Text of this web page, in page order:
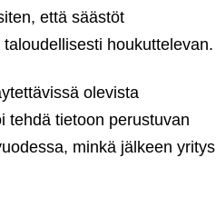
että säästöt
houkuttelevan.
olevista
tehdä tietoon perustuvan
minkä jälkeen yritys